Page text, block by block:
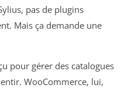
pas de plugins
Mais ça demande une
pour gérer des catalogues
WooCommerce, lui,